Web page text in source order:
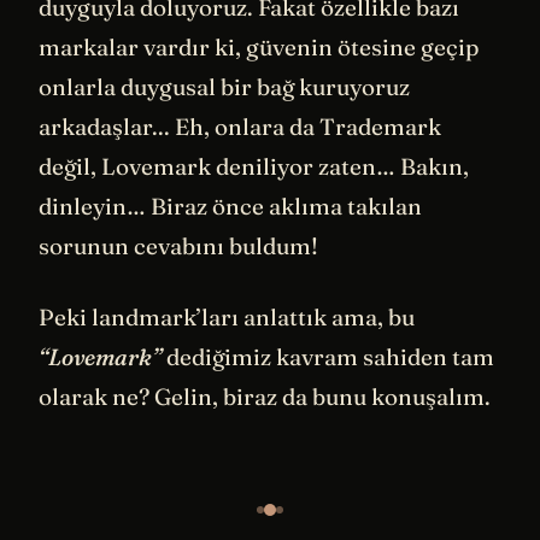
duyguyla doluyoruz. Fakat özellikle bazı
markalar vardır ki, güvenin ötesine geçip
onlarla duygusal bir bağ kuruyoruz
arkadaşlar... Eh, onlara da Trademark
değil, Lovemark deniliyor zaten… Bakın,
dinleyin… Biraz önce aklıma takılan
sorunun cevabını buldum!
Peki landmark’ları anlattık ama, bu
“Lovemark”dediğimiz kavram sahiden tam
olarak ne? Gelin, biraz da bunu konuşalım.